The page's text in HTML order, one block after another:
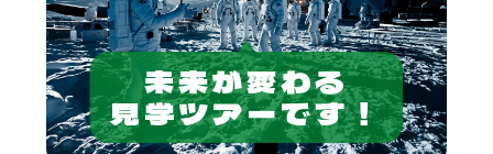
未来が変わる
見学ツアーです！